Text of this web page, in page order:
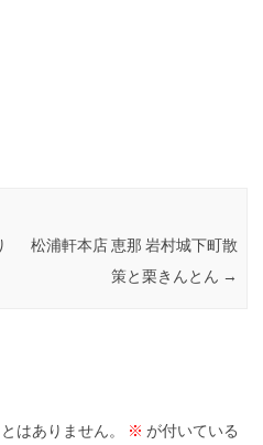
松浦軒本店 恵那 岩村城下町散
策と栗きんとん →
はありません。 ※ が付いている